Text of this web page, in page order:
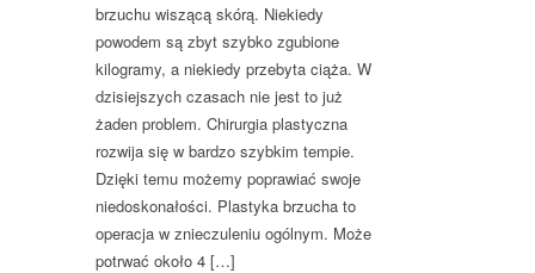
brzuchu wiszącą skórą. Niekiedy
powodem są zbyt szybko zgubione
kilogramy, a niekiedy przebyta ciąża. W
dzisiejszych czasach nie jest to już
żaden problem. Chirurgia plastyczna
rozwija się w bardzo szybkim tempie.
Dzięki temu możemy poprawiać swoje
niedoskonałości. Plastyka brzucha to
operacja w znieczuleniu ogólnym. Może
potrwać około 4 […]